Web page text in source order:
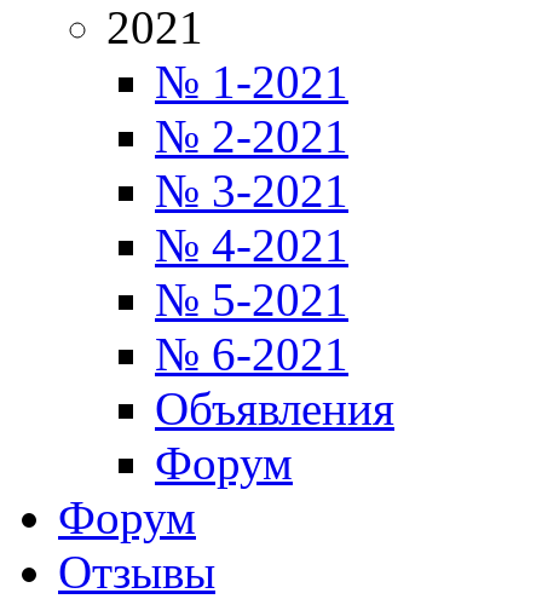
2021
№ 1-2021
№ 2-2021
№ 3-2021
№ 4-2021
№ 5-2021
№ 6-2021
Объявления
Форум
Форум
Отзывы